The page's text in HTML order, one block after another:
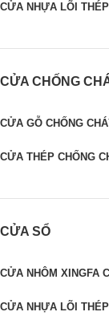
CỬA NHỰA LÕI THÉP
CỬA CHỐNG
CỬA GỖ CHỐNG
CỬA THÉP CHỐNG
CỬA SỔ
CỬA NHÔM XINGFA
CỬA NHỰA LÕI THÉP